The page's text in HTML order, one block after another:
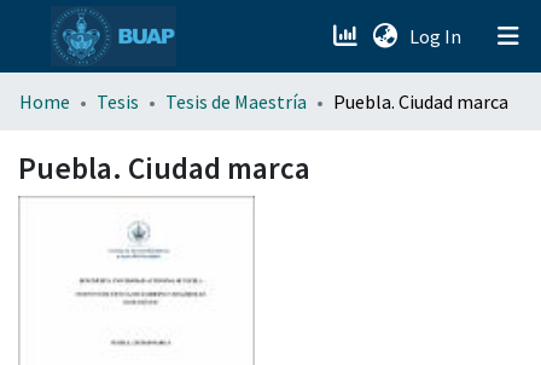
Log In (current)
menu.section.about_menu
All of DSpace
Home Tesis Tesis de Maestría Puebla. Ciudad marca
Puebla. Ciudad marca